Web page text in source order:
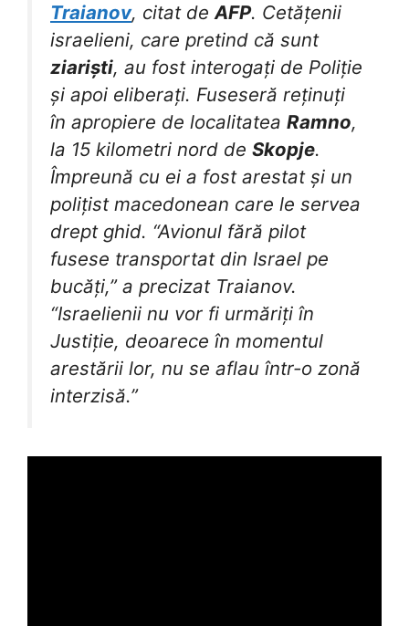
Traianov, citat deAFP. Cetățenii
israelieni, care pretind că sunt
ziariști, au fost interogați de Poliție
și apoi eliberați. Fuseseră reținuți
în apropiere de localitatea Ramno,
la 15 kilometri nord de Skopje.
Împreună cu ei a fost arestat și un
polițist macedonean care le servea
drept ghid. “Avionul fără pilot
fusese transportat din Israel pe
bucăți,” a precizat Traianov.
“Israelienii nu vor fi urmăriți în
Justiție, deoarece în momentul
arestării lor, nu se aflau într-o zonă
interzisă.”